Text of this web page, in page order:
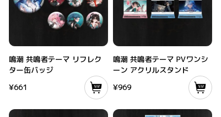
鳴潮 共鳴者テーマ リフレク
ター缶バッジ
¥661
鳴潮 共鳴者テーマ PVワンシ
ーン アクリルスタンド
¥969